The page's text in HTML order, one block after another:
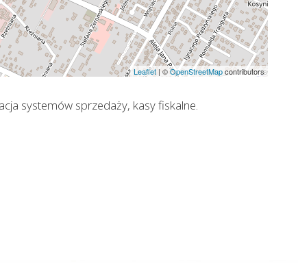
Leaflet | ©OpenStreetMapcontributors
systemów sprzedaży, kasy fiskalne.